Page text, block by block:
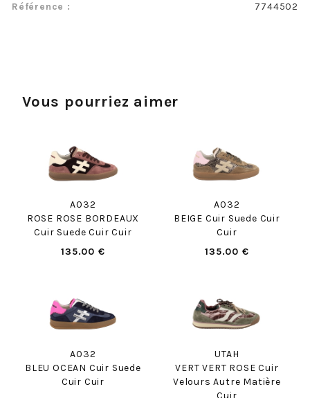
Référence :
7744502
Vous pourriez aimer
A032
ROSE ROSE BORDEAUX
Cuir Suede Cuir Cuir
135.00 €
A032
BEIGE Cuir Suede Cuir
Cuir
135.00 €
A032
BLEU OCEAN Cuir Suede
Cuir Cuir
UTAH
VERT VERT ROSE Cuir
Velours Autre Matière